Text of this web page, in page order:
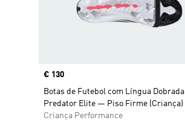
Price
€ 130
Botas de Futebol com Língua Dobrada
Predator Elite — Piso Firme (Criança)
Criança Performance